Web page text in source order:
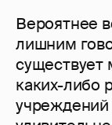
Вероятнее
лишним
существует
каких-либо